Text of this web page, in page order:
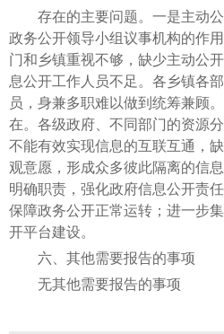
存在的主要问题。一是主动公
政务公开领导小组议事机构的作
门和乡镇重视不够，缺少主动公
息公开工作人员不足。各乡镇各
员，身兼多职难以做到统筹兼顾
在。各级政府、不同部门的资源
不能有效实现信息的互联互通，
观意愿，形成众多彼此隔离的信
明确职责，强化政府信息公开责
保障政务公开正常运转；进一步
开平台建设。
六、其他需要报告的事项
无其他需要报告的事项